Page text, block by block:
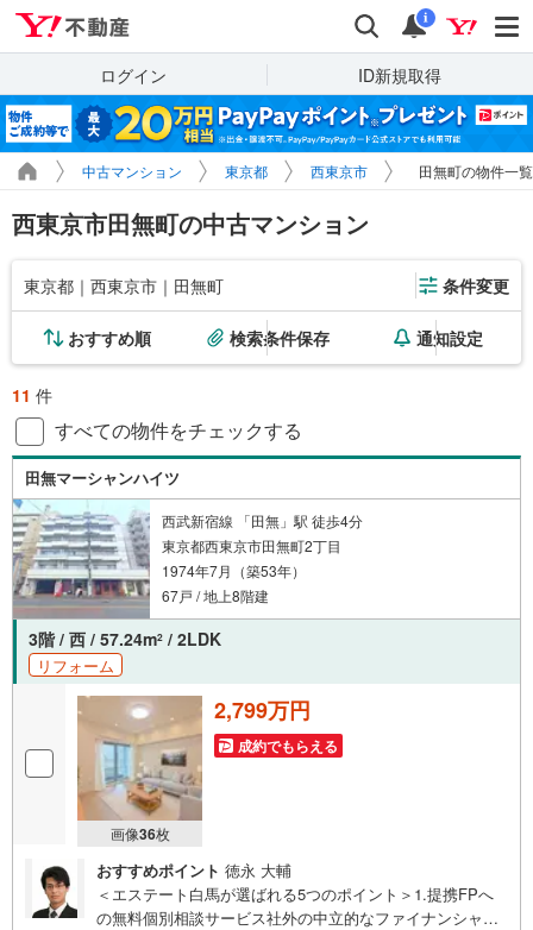
検索 通知
i
ログイン ID新規取得
中古マンション 東京都 西東京市 田無町の物件一覧
西東京市田無町の中古マンション
東京都｜西東京市｜田無町 条件変更
おすすめ順 検索条件保存 通知設定
11 件
すべての物件をチェックする
田無マーシャンハイツ
西武新宿線 「田無」駅 徒歩4分
東京都西東京市田無町2丁目
1974年7月（築53年）
67戸 / 地上8階建
3階 / 西 / 57.24m2 / 2LDK
リフォーム
画像36枚
2,799万円
成約でもらえる
おすすめポイント 徳永 大輔
＜エステート白馬が選ばれる5つのポイント＞1.提携FPへ
の無料個別相談サービス社外の中立的なファイナンシャル